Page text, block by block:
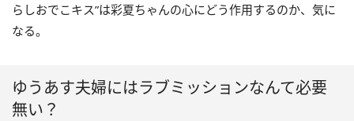
らしおでこキス”は彩夏ちゃんの心にどう作用するのか、気に
なる。
ゆうあす夫婦にはラブミッションなんて必要
無い？